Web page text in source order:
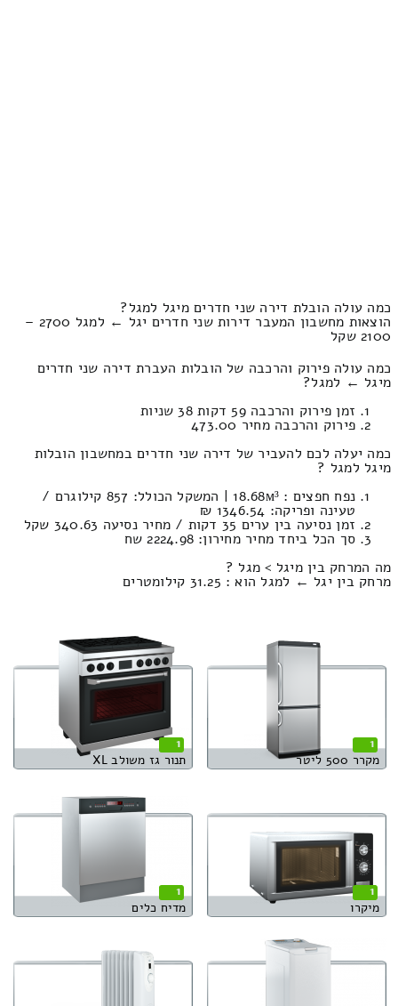
כמה עולה הובלת דירה שני חדרים מיגל למגל?
הוצאות מחשבון המעבר דירות שני חדרים יגל ← למגל 2700 –
2100 שקל
כמה עולה פירוק והרכבה של הובלות העברת דירה שני חדרים
מיגל ← למגל?
זמן פירוק והרכבה 59 דקות 38 שניות
פירוק והרכבה מחיר 473.00
כמה יעלה לכם להעביר של דירה שני חדרים במחשבון הובלות
מיגל למגל ?
נפח חפצים : 18.68м³ | המשקל הכולל: 857 קילוגרם /
טעינה ופריקה: 1346.54 ₪
זמן נסיעה בין ערים 35 דקות / מחיר נסיעה 340.63 שקל
סך הכל ביחד מחיר מחירון: 2224.98 שח
מה המרחק בין מיגל > מגל ?
מרחק בין יגל ← למגל הוא : 31.25 קילומטרים
1
מקרר 500 ליטר
1
תנור גז משולב XL
1
מיקרו
1
מדיח כלים